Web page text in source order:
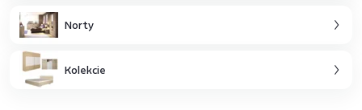
Norty
Kolekcie